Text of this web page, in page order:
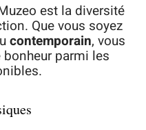
est la diversité
Que vous soyez
contemporain, vous
parmi les